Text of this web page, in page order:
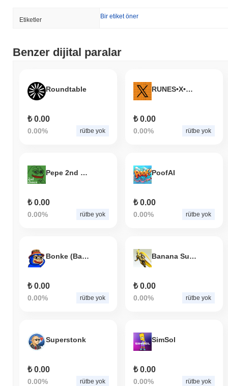
Etiketler Bir etiket öner
Benzer dijital paralar
Roundtable
₺ 0.00
0.00% rütbe yok
RUNES•X•BITCOIN
₺ 0.00
0.00% rütbe yok
Pepe 2nd Chance
₺ 0.00
0.00% rütbe yok
PoofAI
₺ 0.00
0.00% rütbe yok
Bonke (Base)
₺ 0.00
0.00% rütbe yok
Banana Superhero
₺ 0.00
0.00% rütbe yok
Superstonk
₺ 0.00
0.00% rütbe yok
SimSol
₺ 0.00
0.00% rütbe yok